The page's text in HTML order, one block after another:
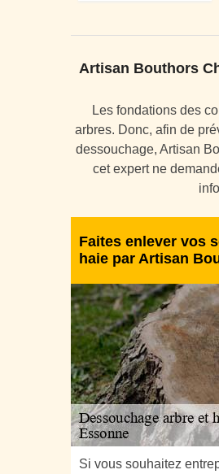
Artisan Bouthors
Les fondations des
arbres. Donc, afin de
dessouchage, Artisan
cet expert ne
Faites enlever vos
haie par Artisan
Si vous souhaitez